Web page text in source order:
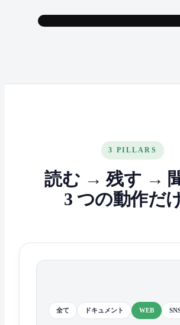
3 PILLARS
読む → 残す → 聞
3 つの動作だけ
全て ドキュメント WEB